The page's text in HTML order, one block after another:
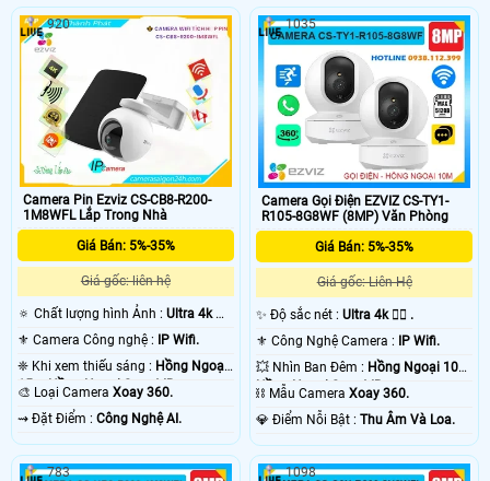
Camera Pin Ezviz CS-CB8-R200-
1M8WFL Lắp Trong Nhà
Giá Bán: 5%-35%
Giá gốc: liên hệ
🔅 Chất lượng hình Ảnh : Ultra 4k 👍🏾
⚜️ Camera Công nghệ :
IP Wifi.
❈ Khi xem thiếu sáng : Hồng Ngoại
15m Hồng Ngoại Smart IR.
🎨 Loại Camera Xoay 360.
️⇝ Đặt Điểm : Công Nghệ AI.
920
Camera Gọi Điện EZVIZ CS-TY1-
R105-8G8WF (8MP) Văn Phòng
Giá Bán: 5%-35%
Giá gốc: Liên Hệ
✨ Độ sắc nét :Ultra 4k 👍🏾 .
⚜️ Công Nghệ Camera :
IP Wifi.
💥 Nhìn Ban Đêm : Hồng Ngoại 10m
Hồng Ngoại Smart IR.
⛓ Mẫu CameraXoay 360.
️💎 Điểm Nỗi Bật :Thu Âm Và Loa.
1035
783 1098